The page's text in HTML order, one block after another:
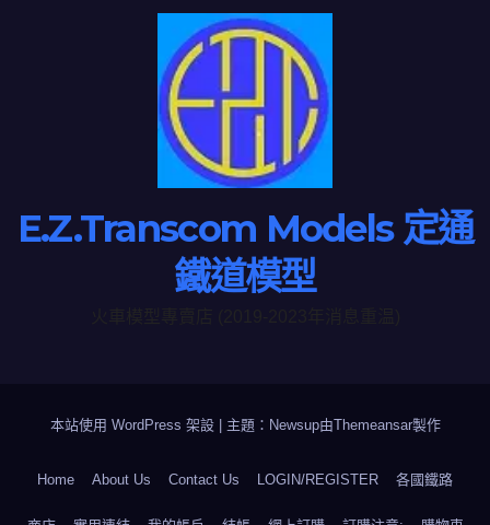
E.Z.Transcom Models 定通
鐵道模型
本站使用 WordPress 架設 主題：Newsup由Themeansar製作
Home About Us Contact Us LOGIN/REGISTER 各國鐵路